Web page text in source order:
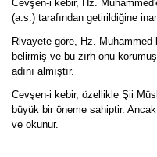
Cevşen-i kebir, Hz.
(a.s.) tarafından getirildiğine
Rivayete göre, Hz. Muhammed
belirmiş ve bu zırh onu
adını almıştır.
Cevşen-i kebir, özellikle Şii
büyük bir öneme sahiptir.
ve okunur.